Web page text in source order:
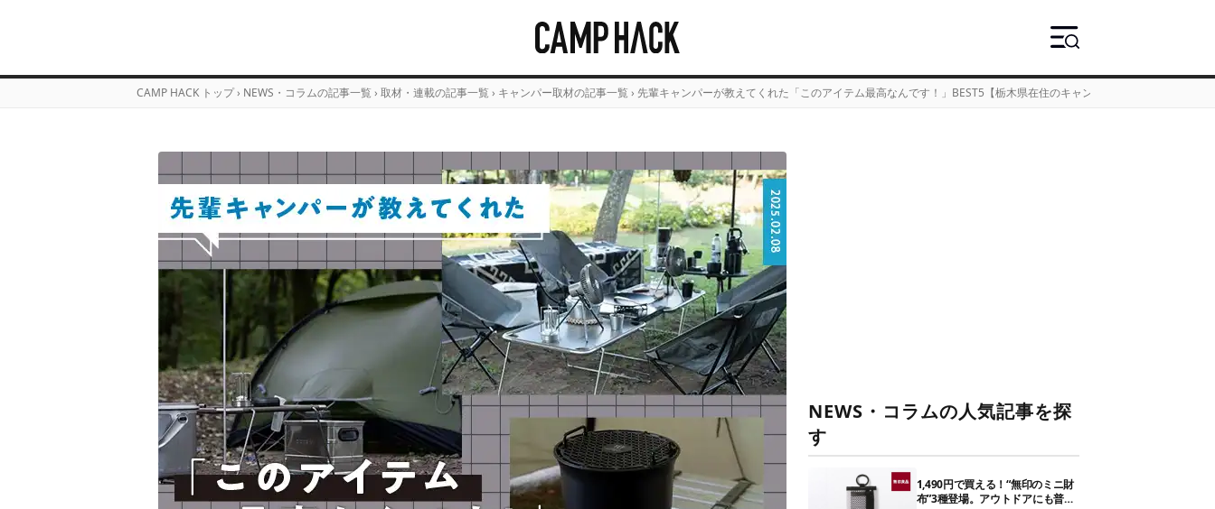
CAMP HACK トップ › NEWS・コラムの記事一覧 › 取材・連載の記事一覧 › キャンパー取材の記事一覧 › 先輩キャンパーが教えてくれた「このアイテム最高なんです！」BEST5【栃木県在住のキャンパーpur_outdoorさん】
NEWS・コラムの人気記事を探
す
1,490円で買える！“無印のミニ財
布”3種登場。アウトドアにも普段